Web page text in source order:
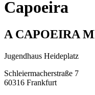
Capoeira
A CAPOEIRA
Jugendhaus Heideplatz
Schleiermacherstraße 7
60316 Frankfurt